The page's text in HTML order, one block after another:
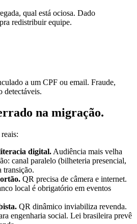
qual está ociosa. Dado
redistribuir equipe.
a um CPF ou email. Fraude,
detectáveis.
na migração.
digital. Audiência mais velha
canal paralelo (bilheteria presencial,
transição.
QR precisa de câmera e internet.
local é obrigatório em eventos
QR dinâmico inviabiliza revenda.
engenharia social. Lei brasileira prevê